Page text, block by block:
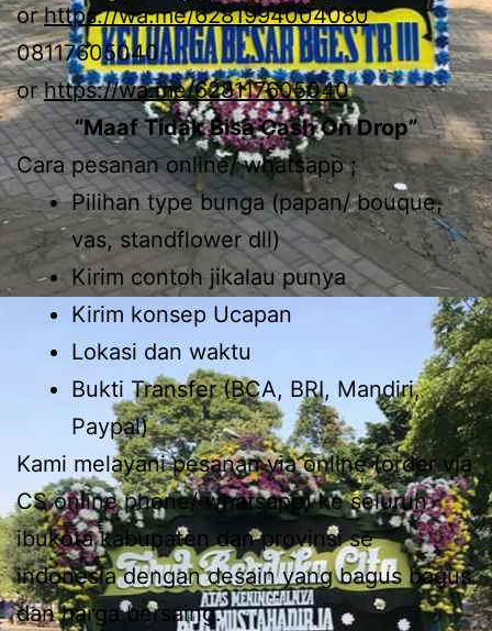
orhttps://wa.me/6281994004080
08117605040
orhttps://wa.me/628117605040
“Maaf Tidak Bisa Cash On Drop”
Cara pesanan online/ whatsapp ;
Pilihan type bunga (papan/ bouque,
vas, standflower dll)
Kirim contoh jikalau punya
Kirim konsep Ucapan
Lokasi dan waktu
Bukti Transfer (BCA, BRI, Mandiri,
Paypal)
Kami melayani pesanan via online (order via
CS online phone/ whatsapp) ke seluruh
ibukota kabupaten dan provinsi se
indonesia dengan desain yang bagus bagus
dan harga bersaing.